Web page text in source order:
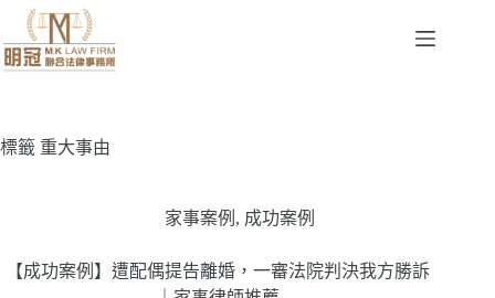
標籤 重大事由
家事案例 , 成功案例
【成功案例】遭配偶提告離婚，一審法院判決我方勝訴